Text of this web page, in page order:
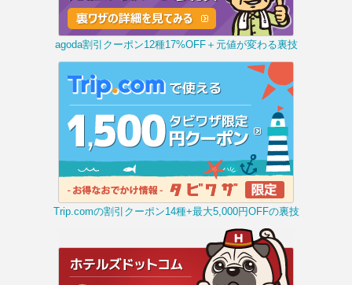
agoda割引クーポン12種17%OFF＋元値が変わる裏技
Trip.comの割引クーポン14種+最大5,000円OFFの裏技